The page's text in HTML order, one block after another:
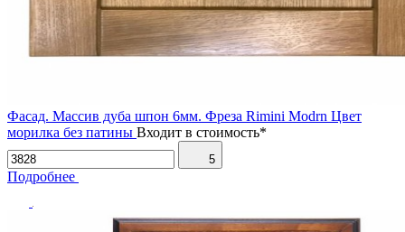
Фасад. Массив дуба шпон 6мм. Фреза Rimini Modrn Цвет
морилка без патины Входит в стоимость*
5
Подробнее